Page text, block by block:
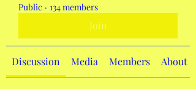
Public · 134 members
Join
Discussion Media Members About